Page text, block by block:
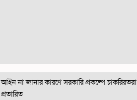
আইন না জানার কারণে সরকারি প্রকল্পে চাকরিরতরা
প্রতারিত